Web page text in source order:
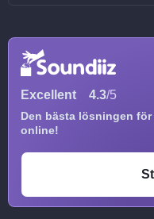
Excellent 4.3/5
Den bästa lösningen
online!